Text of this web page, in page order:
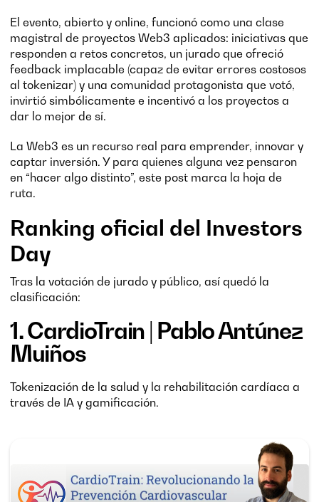
El evento, abierto y online, funcionó como una clase
magistral de proyectos Web3 aplicados: iniciativas que
responden a retos concretos, un jurado que ofreció
feedback implacable (capaz de evitar errores costosos
al tokenizar) y una comunidad protagonista que votó,
invirtió simbólicamente e incentivó a los proyectos a
dar lo mejor de sí.
La Web3 es un recurso real para emprender, innovar y
captar inversión. Y para quienes alguna vez pensaron
en “hacer algo distinto”, este post marca la hoja de
ruta.
Ranking oficial del Investors
Day
Tras la votación de jurado y público, así quedó la
clasificación:
1.CardioTrain | Pablo Antúnez
Muiños
Tokenización de la salud y la rehabilitación cardíaca a
través de IA y gamificación.